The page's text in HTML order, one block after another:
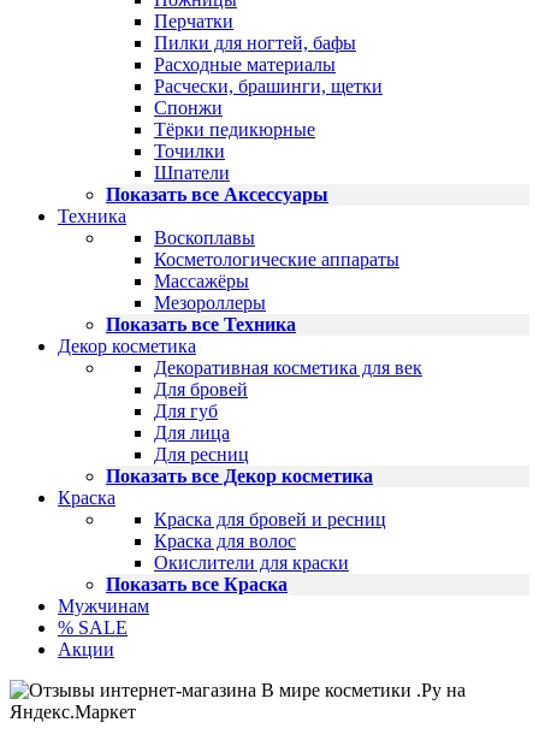
Перчатки
Пилки для ногтей, бафы
Расходные материалы
Расчески, брашинги, щетки
Спонжи
Тёрки педикюрные
Точилки
Шпатели
Показать все Аксессуары
Техника
Воскоплавы
Косметологические аппараты
Массажёры
Мезороллеры
Показать все Техника
Декор косметика
Декоративная косметика для век
Для бровей
Для губ
Для лица
Для ресниц
Показать все Декор косметика
Краска
Краска для бровей и ресниц
Краска для волос
Окислители для краски
Показать все Краска
Мужчинам
% SALE
Акции